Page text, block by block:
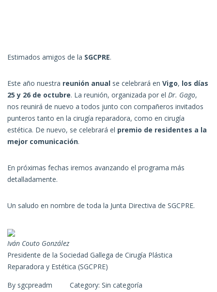
Estimados amigos de la SGCPRE.
Este año nuestra reunión anual se celebrará en Vigo, los días
25 y 26 de octubre. La reunión, organizada por el Dr. Gago,
nos reunirá de nuevo a todos junto con compañeros invitados
punteros tanto en la cirugía reparadora, como en cirugía
estética. De nuevo, se celebrará el premio de residentes a la
mejor comunicación.
En próximas fechas iremos avanzando el programa más
detalladamente.
Un saludo en nombre de toda la Junta Directiva de SGCPRE.
Iván Couto González
Presidente de la Sociedad Gallega de Cirugía Plástica
Reparadora y Estética (SGCPRE)
By sgcpreadm Category: Sin categoría